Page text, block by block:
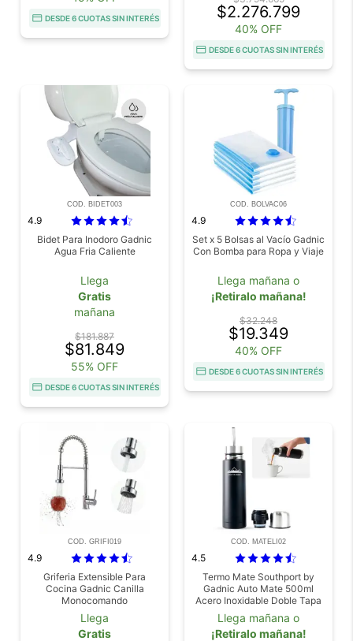
DESDE 6 CUOTAS SIN INTERÉS $2.276.799
40% OFF
DESDE 6 CUOTAS SIN INTERÉS
COD. BIDET003
4.9
Bidet Para Inodoro Gadnic
Agua Fria Caliente
Llega
Gratis
mañana
$181.887
$81.849
55% OFF
DESDE 6 CUOTAS SIN INTERÉS
COD. BOLVAC06
4.9
Set x 5 Bolsas al Vacío Gadnic
Con Bomba para Ropa y Viaje
Llega mañana o
¡Retiralo mañana!
$32.248
$19.349
40% OFF
DESDE 6 CUOTAS SIN INTERÉS
COD. GRIFI019
4.9
Griferia Extensible Para
Cocina Gadnic Canilla
Monocomando
Llega
Gratis
COD. MATELI02
4.5
Termo Mate Southport by
Gadnic Auto Mate 500ml
Acero Inoxidable Doble Tapa
Llega mañana o
¡Retiralo mañana!